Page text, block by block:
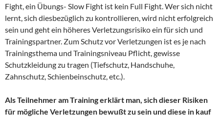
Fight, ein Übungs- Slow Fight ist kein Full Fight. Wer sich nicht
lernt, sich diesbezüglich zu kontrollieren, wird nicht erfolgreich
sein und geht ein höheres Verletzungsrisiko ein für sich und
Trainingspartner. Zum Schutz vor Verletzungen ist es je nach
Trainingsthema und Trainingsniveau Pflicht, gewisse
Schutzkleidung zu tragen (Tiefschutz, Handschuhe,
Zahnschutz, Schienbeinschutz, etc.).
Als Teilnehmer am Training erklärt man, sich dieser Risiken
für mögliche Verletzungen bewußt zu sein und diese in kauf